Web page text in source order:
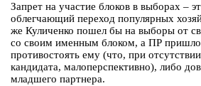
Запрет на участие блоков в выборах –
облегчающий переход популярных
же Куличенко пошел бы на выборы от
со своим именным блоком, а ПР
противостоять ему (что, при
кандидата, малоперспективно), либо
младшего партнера.